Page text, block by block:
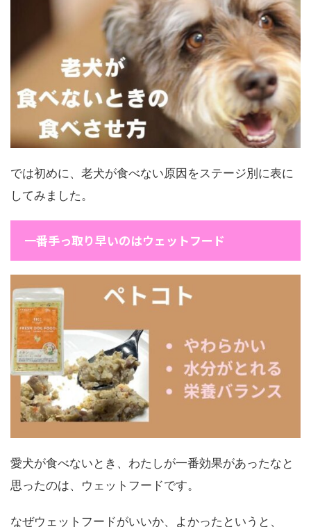
では初めに、老犬が食べない原因をステージ別に表に
してみました。
一番手っ取り早いのはウェットフード
愛犬が食べないとき、わたしが一番効果があったなと
思ったのは、ウェットフードです。
なぜウェットフードがいいか、よかったというと、